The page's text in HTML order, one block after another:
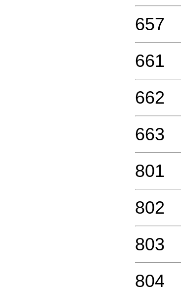
657
661
662
663
801
802
803
804